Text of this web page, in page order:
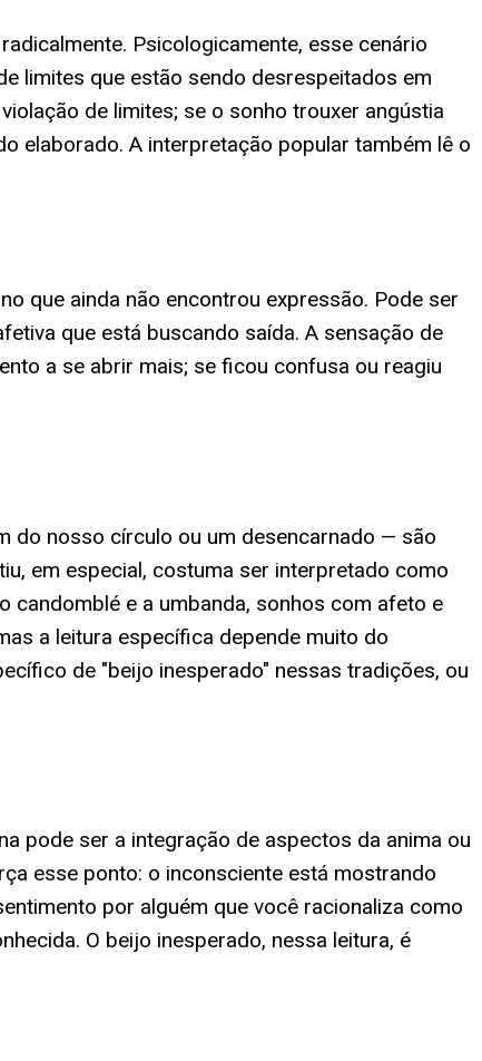
Psicologicamente, esse cenário
limites que estão sendo desrespeitados em
de limites; se o sonho trouxer angústia
elaborado. A interpretação popular também lê o
que ainda não encontrou expressão. Pode ser
que está buscando saída. A sensação de
a se abrir mais; se ficou confusa ou reagiu
do nosso círculo ou um desencarnado — são
em especial, costuma ser interpretado como
candomblé e a umbanda, sonhos com afeto e
a leitura específica depende muito do
de "beijo inesperado" nessas tradições, ou
pode ser a integração de aspectos da anima ou
esse ponto: o inconsciente está mostrando
por alguém que você racionaliza como
O beijo inesperado, nessa leitura, é